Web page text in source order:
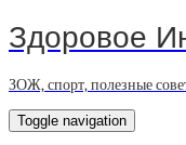
Здоровое
ЗОЖ, спорт, полезные
Toggle navigation